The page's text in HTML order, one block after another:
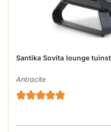
Santika Sovita lounge
Antracite